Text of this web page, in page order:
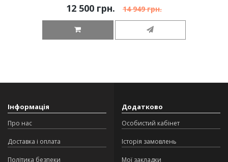
12 500 грн. 14 949 грн.
Інформація
Про нас
Доставка і оплата
Політика безпеки
Додатково
Особистий кабінет
Історія замовлень
Мої закладки